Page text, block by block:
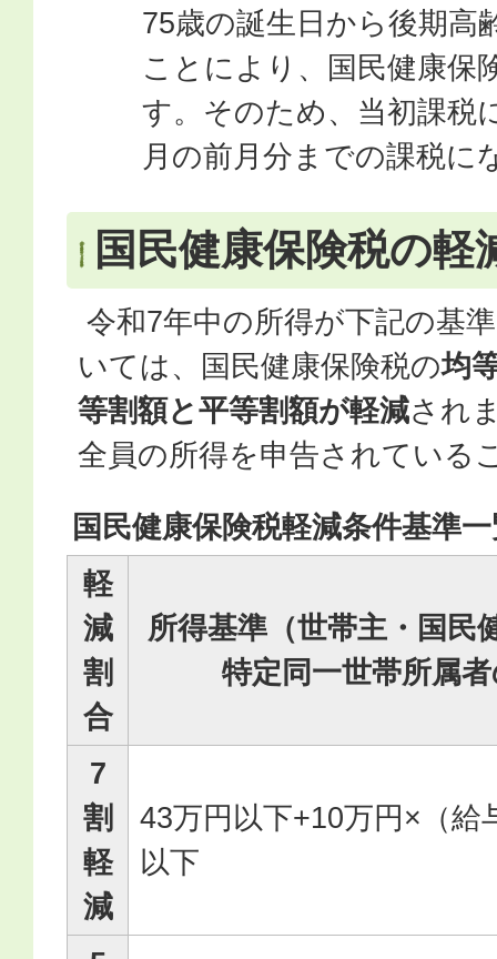
75歳の誕生日から後期高
ことにより、国民健康保
す。そのため、当初課税
月の前月分までの課税に
国民健康保険税の軽
令和7年中の所得が下記の基
いては、国民健康保険税の均
等割額と平等割額が軽減され
全員の所得を申告されている
国民健康保険税軽減条件基準
軽
減
割
合
所得基準（世帯主・国民
特定同一世帯所属
7
割
軽
減
43万円以下+10万円×（給
以下